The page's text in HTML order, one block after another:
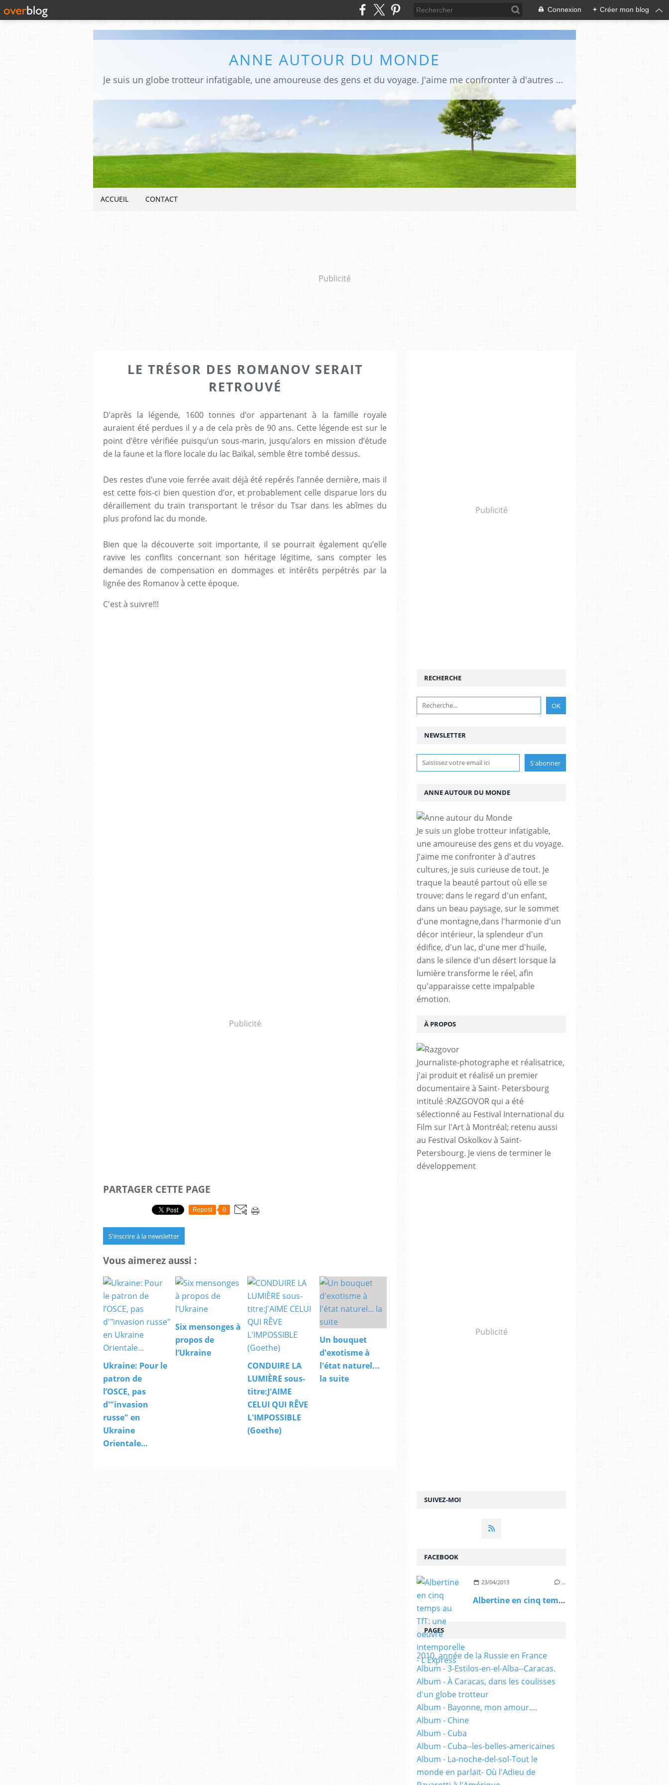
Connexion + Créer mon blog
ANNE AUTOUR DU MONDE
Je suis un globe trotteur infatigable, une amoureuse des gens et du voyage. J'aime me confronter à d'autres cultures, je suis curieuse de tout. Je traque la beauté partout où elle se trouve: dans le regard d'un enfant, dans un beau paysage, sur le sommet d'une montagne,dans l'harmonie d'un décor intérieur, la splendeur d'un édifice, d'un lac, d'une mer d'huile, dans le silence d'un désert lorsque la lumière transforme le réel, afin qu'apparaisse cette impalpable émotion.
ACCUEIL CONTACT
Publicité
LE TRÉSOR DES ROMANOV SERAIT
RETROUVÉ
D’après la légende, 1600 tonnes d’or appartenant à la famille royale
auraient été perdues il y a de cela près de 90 ans. Cette légende est sur le
point d’être vérifiée puisqu’un sous-marin, jusqu’alors en mission d’étude
de la faune et la flore locale du lac Baïkal, semble être tombé dessus.
Des restes d’une voie ferrée avait déjà été repérés l’année dernière, mais il
est cette fois-ci bien question d’or, et probablement celle disparue lors du
déraillement du train transportant le trésor du Tsar dans les abîmes du
plus profond lac du monde.
Bien que la découverte soit importante, il se pourrait également qu’elle
ravive les conflits concernant son héritage légitime, sans compter les
demandes de compensation en dommages et intérêts perpétrés par la
lignée des Romanov à cette époque.
C'est à suivre!!!
Publicité
PARTAGER CETTE PAGE
Repost 0
S'inscrire à la newsletter
Vous aimerez aussi :
Ukraine: Pour le
patron de
l’OSCE, pas
d'"invasion
russe" en
Ukraine
Orientale…
Six mensonges à
propos de
l’Ukraine
CONDUIRE LA
LUMIÈRE sous-
titre:J'AIME
CELUI QUI RÊVE
L'IMPOSSIBLE
(Goethe)
Un bouquet
d'exotisme à
l'état naturel...
la suite
Publicité
NEWSLETTER
SUIVEZ-MOI
RECHERCHE
ANNE AUTOUR DU MONDE
Je suis un globe trotteur infatigable,
une amoureuse des gens et du voyage.
J'aime me confronter à d'autres
cultures, je suis curieuse de tout. Je
traque la beauté partout où elle se
trouve: dans le regard d'un enfant,
dans un beau paysage, sur le sommet
d'une montagne,dans l'harmonie d'un
décor intérieur, la splendeur d'un
édifice, d'un lac, d'une mer d'huile,
dans le silence d'un désert lorsque la
lumière transforme le réel, afin
qu'apparaisse cette impalpable
émotion.
À PROPOS
Journaliste-photographe et réalisatrice,
j'ai produit et réalisé un premier
documentaire à Saint- Petersbourg
intitulé :RAZGOVOR qui a été
sélectionné au Festival International du
Film sur l'Art à Montréal; retenu aussi
au Festival Oskolkov à Saint-
Petersbourg. Je viens de terminer le
développement
Publicité
FACEBOOK
23/04/2013 …
Albertine en cinq temps au TfT: une oeuvre intemporelle - L'Express
PAGES
2010, année de la Russie en France
Album - 3-Estilos-en-el-Alba--Caracas.
Album - À Caracas, dans les coulisses
d'un globe trotteur
Album - Bayonne, mon amour....
Album - Chine
Album - Cuba
Album - Cuba--les-belles-americaines
Album - La-noche-del-sol-Tout le
monde en parlait- Où l'Adieu de